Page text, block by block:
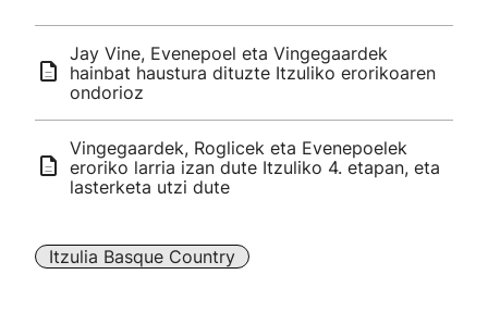
Jay Vine, Evenepoel eta Vingegaardek
hainbat haustura dituzte Itzuliko erorikoaren
ondorioz
Vingegaardek, Roglicek eta Evenepoelek
eroriko larria izan dute Itzuliko 4. etapan, eta
lasterketa utzi dute
Itzulia Basque Country